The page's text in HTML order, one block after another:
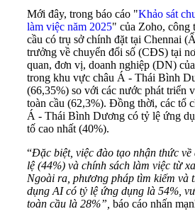
Mới đây, trong báo cáo "Khảo sát
làm việc năm 2025" của Zoho, công
cầu có trụ sở chính đặt tại Chennai
trưởng về chuyển đổi số (CĐS) tại
quan, đơn vị, doanh nghiệp (DN)
trong khu vực châu Á - Thái Bình
(66,35%) so với các nước phát triển
toàn cầu (62,3%). Đồng thời, các tổ
Á - Thái Bình Dương có tỷ lệ ứng
tố cao nhất (40%).
“Đặc biệt, việc đào tạo nhận thức
lệ (44%) và chính sách làm việc từ
Ngoài ra, phương pháp tìm kiếm và
dụng AI có tỷ lệ ứng dụng là 54%,
toàn cầu là 28%”, báo cáo nhấn